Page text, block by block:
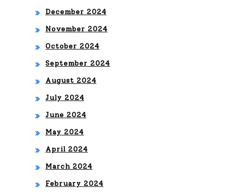
December 2024
November 2024
October 2024
September 2024
August 2024
July 2024
June 2024
May 2024
April 2024
March 2024
February 2024